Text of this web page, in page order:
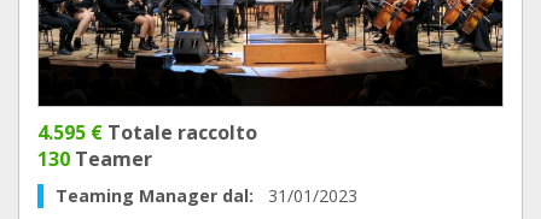
4.595 € Totale raccolto
130 Teamer
Teaming Manager dal: 31/01/2023